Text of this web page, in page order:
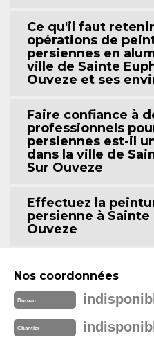
Ce qu'il faut
opérations de
persiennes en
ville de Sainte
Ouveze et ses
Faire confiance à
professionnels
persiennes est-il
dans la ville de
Sur Ouveze
Effectuez la
persienne à Sainte
Ouveze
Nos coordonnées
Bureau
Chantier